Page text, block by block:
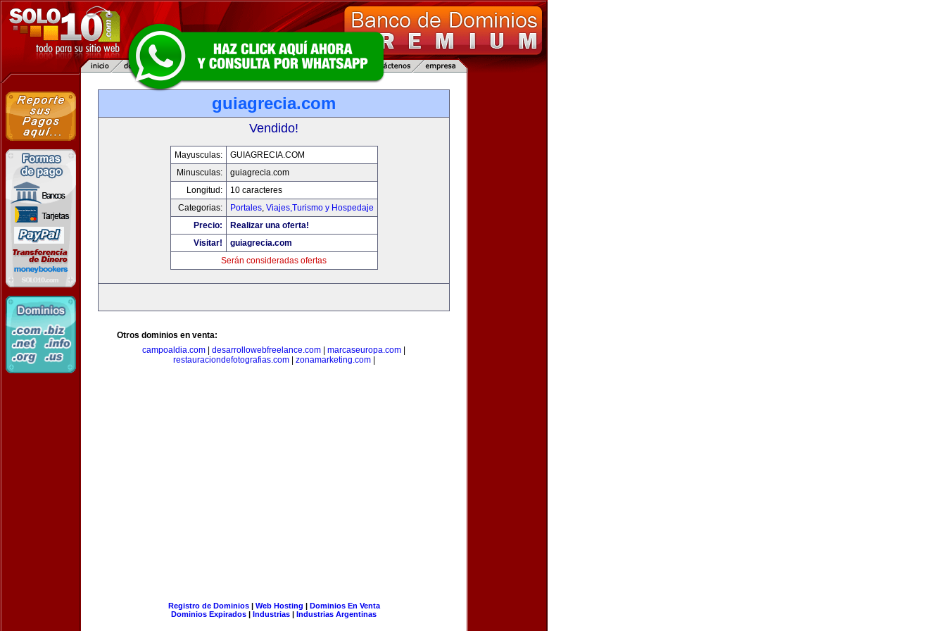
guiagrecia.com
Vendido!
Mayusculas:
GUIAGRECIA.COM
Minusculas:
guiagrecia.com
Longitud:
10 caracteres
Categorias:
Portales, Viajes,Turismo y Hospedaje
Precio:
Realizar una oferta!
Visitar!
guiagrecia.com
Serán consideradas ofertas
Otros dominios en venta:
campoaldia.com
desarrollowebfreelance.com marcaseuropa.com
restauraciondefotografias.com| zonamarketing.com|
Registro de Dominios| Web Hosting | Dominios En Venta
Dominios Expirados | Industrias | Industrias Argentinas